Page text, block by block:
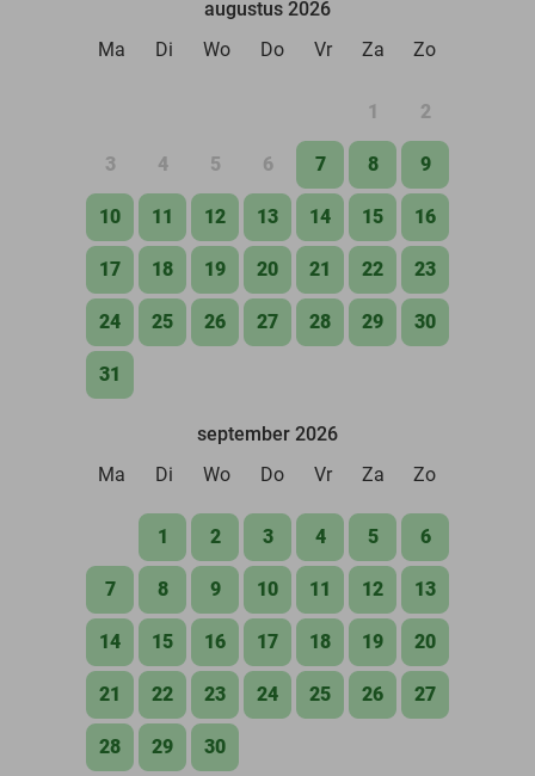
augustus 2026
Ma
Di Wo Do Vr Za Zo
1 2
3 4 5 6 7 8 9
10 11 12 13 14 15 16
17 18 19 20 21 22 23
24 25 26 27 28 29 30
31
september 2026
Ma
Di Wo Do Vr Za Zo
1 2 3 4 5 6
7 8 9 10 11 12 13
14 15 16 17 18 19 20
21 22 23 24 25 26 27
28 29 30